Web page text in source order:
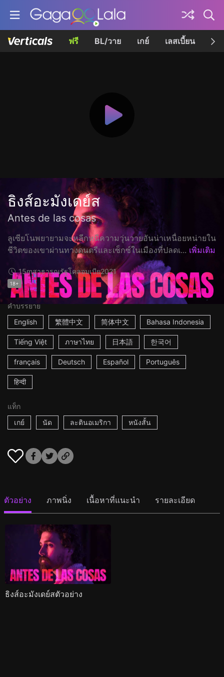
ฟรี BL/วาย เกย์ เลสเบี้ยน เค
ธิงส์อะมังเดย์ส
Antes de las cosas
ลูเซียโนพยายามจะหลีกหนีความวุ่นวายอันน่าเหนื่อยหน่ายใน
ชีวิตของเขาผ่านทางดนตรีและเซ็กซ์ในเมืองที่ปลดเ... เพิ่มเติม
15mสาธารณรัฐโคลอมเบีย2021
18+
คำบรรยาย
English
繁體中文 简体中文 Bahasa Indonesia
Tiếng Việt ภาษาไทย 日本語 한국어
français Deutsch Español Português
हिन्दी
แท็ก
เกย์
นัด ละตินอเมริกา หนังสั้น
ตัวอย่าง ภาพนิ่ง เนื้อหาที่แนะนำ รายละเอียด
ธิงส์อะมังเดย์สตัวอย่าง